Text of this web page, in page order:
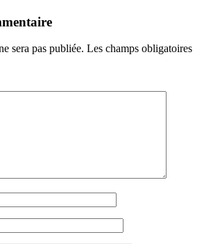
sera pas publiée. Les champs obligatoires